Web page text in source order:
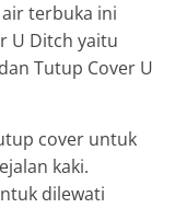
terbuka ini
U Ditch yaitu
Tutup Cover U
cover untuk
kaki.
dilewati